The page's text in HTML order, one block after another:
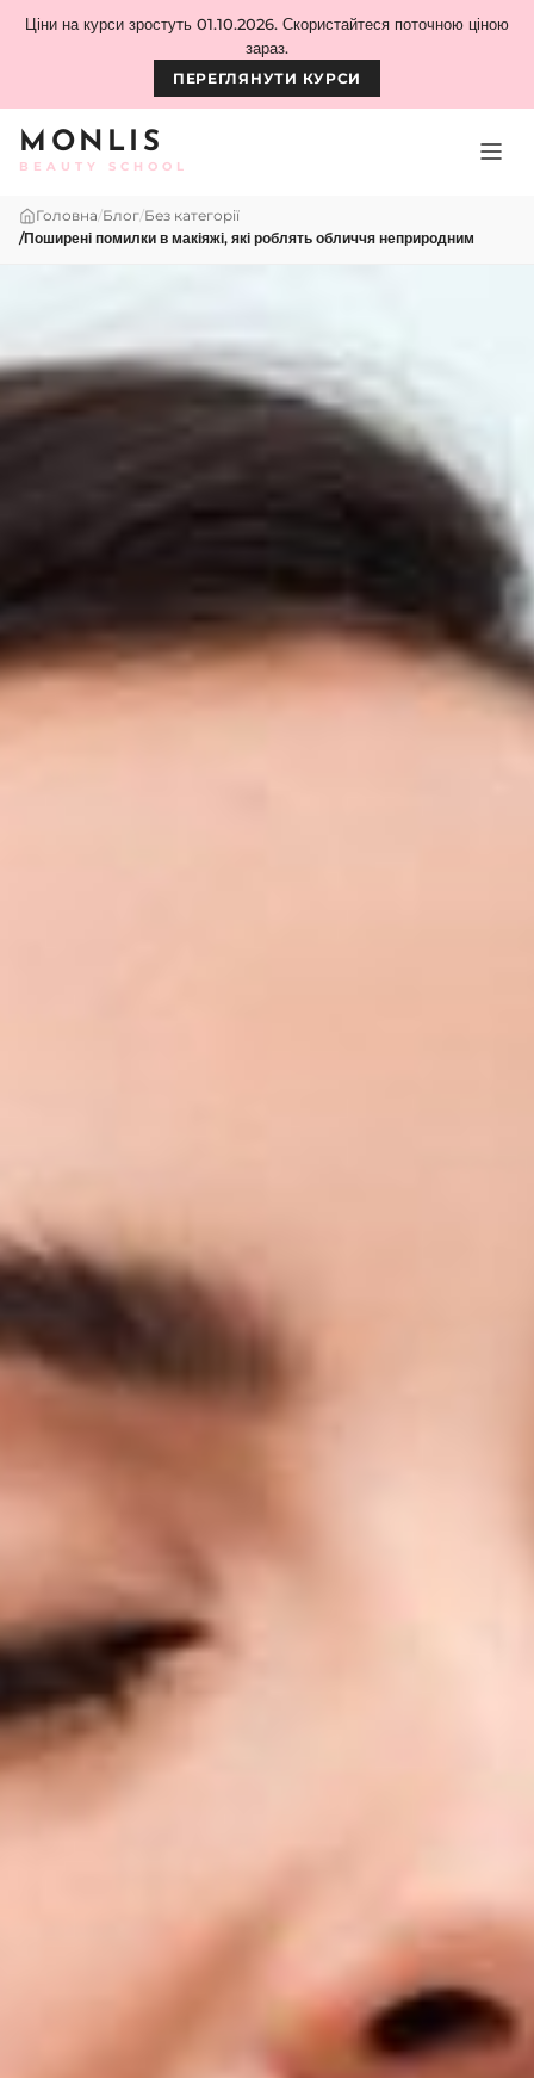
Skip to content
MONLIS
BEAUTY SCHOOL
Ціни на курси зростуть 01.10.2026. Скористайтеся поточною ціною
зараз.
ПЕРЕГЛЯНУТИ КУРСИ
Головна/Блог/Без категорії
/Поширені помилки в макіяжі, які роблять обличчя неприродним